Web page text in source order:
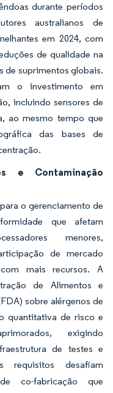
durante períodos
australianos de
em 2024, com
de qualidade na
de suprimentos globais.
o investimento em
incluindo sensores de
ao mesmo tempo que
das bases de
e Contaminação
o gerenciamento de
que afetam
menores,
de mercado
mais recursos. A
de Alimentos e
sobre alérgenos de
quantitativa de risco e
exigindo
de testes e
requisitos desafiam
co-fabricação que